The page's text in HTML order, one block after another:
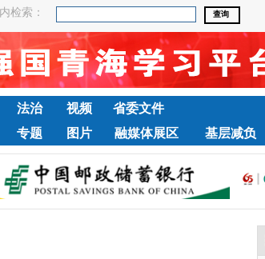
检索：
法治 视频
省委文件
专题 图片 融媒体展区 基层减负